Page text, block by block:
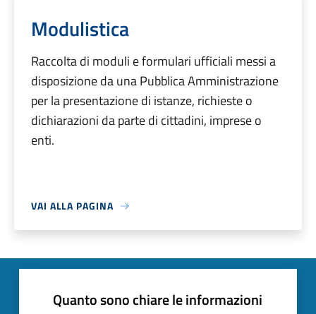
Modulistica
Raccolta di moduli e formulari ufficiali messi a
disposizione da una Pubblica Amministrazione
per la presentazione di istanze, richieste o
dichiarazioni da parte di cittadini, imprese o
enti.
VAI ALLA PAGINA
Quanto sono chiare le informazioni